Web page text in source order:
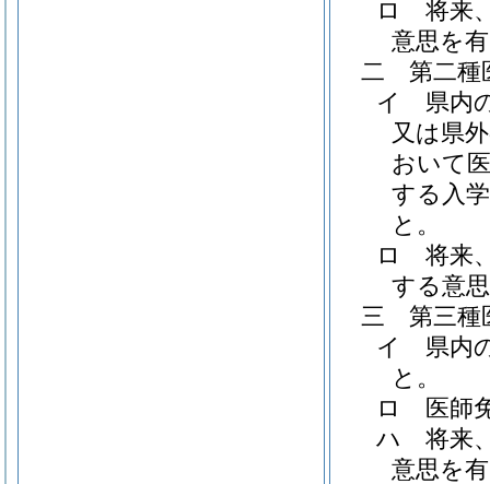
ロ
将来
意思を
二
第二種
イ
県内
又は県
おいて
する入
と。
ロ
将来
する意
三
第三種
イ
県内
と。
ロ
医師
ハ
将来
意思を